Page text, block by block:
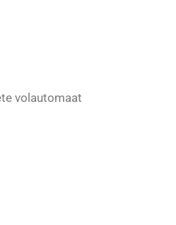
volautomaat